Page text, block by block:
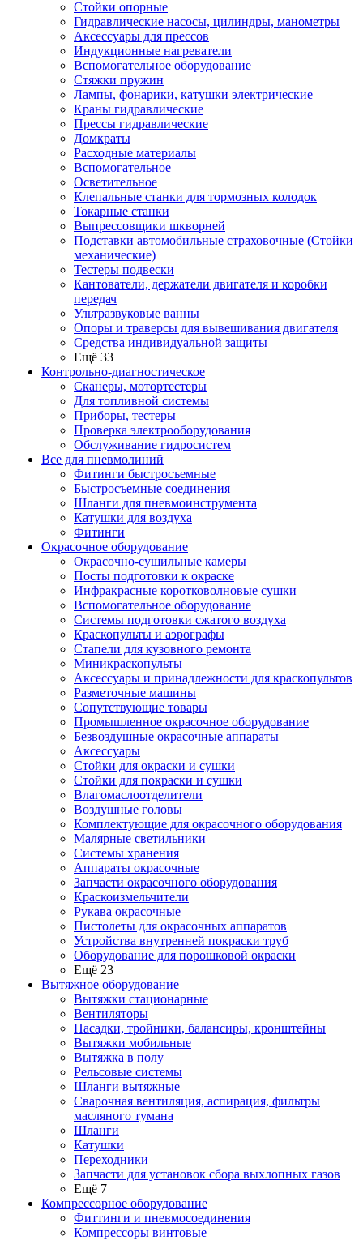
Стойки опорные
Гидравлические насосы, цилиндры, манометры
Аксессуары для прессов
Индукционные нагреватели
Вспомогательное оборудование
Стяжки пружин
Лампы, фонарики, катушки электрические
Краны гидравлические
Прессы гидравлические
Домкраты
Расходные материалы
Вспомогательное
Осветительное
Клепальные станки для тормозных колодок
Токарные станки
Выпрессовщики шкворней
Подставки автомобильные страховочные (Стойки
механические)
Тестеры подвески
Кантователи, держатели двигателя и коробки
передач
Ультразвуковые ванны
Опоры и траверсы для вывешивания двигателя
Средства индивидуальной защиты
Ещё 33
Контрольно-диагностическое
Сканеры, мотортестеры
Для топливной системы
Приборы, тестеры
Проверка электрооборудования
Обслуживание гидросистем
Все для пневмолиний
Фитинги быстросъемные
Быстросъемные соединения
Шланги для пневмоинструмента
Катушки для воздуха
Фитинги
Окрасочное оборудование
Окрасочно-сушильные камеры
Посты подготовки к окраске
Инфракрасные коротковолновые сушки
Вспомогательное оборудование
Системы подготовки сжатого воздуха
Краскопульты и аэрографы
Стапели для кузовного ремонта
Миникраскопульты
Аксессуары и принадлежности для краскопультов
Разметочные машины
Сопутствующие товары
Промышленное окрасочное оборудование
Безвоздушные окрасочные аппараты
Аксессуары
Стойки для окраски и сушки
Стойки для покраски и сушки
Влагомаслоотделители
Воздушные головы
Комплектующие для окрасочного оборудования
Малярные светильники
Системы хранения
Аппараты окрасочные
Запчасти окрасочного оборудования
Краскоизмельчители
Рукава окрасочные
Пистолеты для окрасочных аппаратов
Устройства внутренней покраски труб
Оборудование для порошковой окраски
Ещё 23
Вытяжное оборудование
Вытяжки стационарные
Вентиляторы
Насадки, тройники, балансиры, кронштейны
Вытяжки мобильные
Вытяжка в полу
Рельсовые системы
Шланги вытяжные
Сварочная вентиляция, аспирация, фильтры
масляного тумана
Шланги
Катушки
Переходники
Запчасти для установок сбора выхлопных газов
Ещё 7
Компрессорное оборудование
Фиттинги и пневмосоединения
Компрессоры винтовые